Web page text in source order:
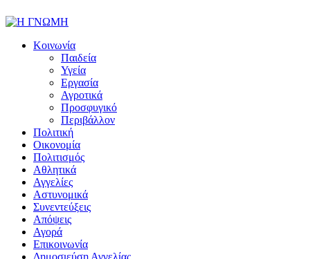
Κοινωνία
Παιδεία
Υγεία
Εργασία
Αγροτικά
Προσφυγικό
Περιβάλλον
Πολιτική
Οικονομία
Πολιτισμός
Αθλητικά
Αγγελίες
Αστυνομικά
Συνεντεύξεις
Απόψεις
Αγορά
Επικοινωνία
Δημοσιεύση Αγγελίας